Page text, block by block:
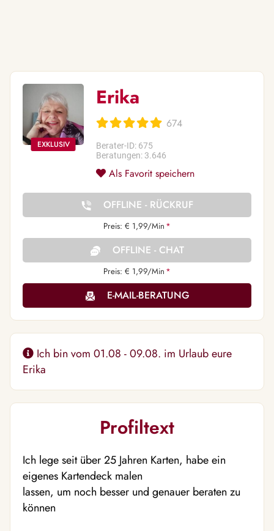
Erika
674
Berater-ID: 675
Beratungen: 3.646
Als Favorit speichern
OFFLINE - RÜCKRUF
Preis: € 1,99/Min *
OFFLINE - CHAT
Preis: € 1,99/Min *
E-MAIL-BERATUNG
Ich bin vom 01.08 - 09.08. im Urlaub eure
Erika
Profiltext
Ich lege seit über 25 Jahren Karten, habe ein
eigenes Kartendeck malen
lassen, um noch besser und genauer beraten zu
können